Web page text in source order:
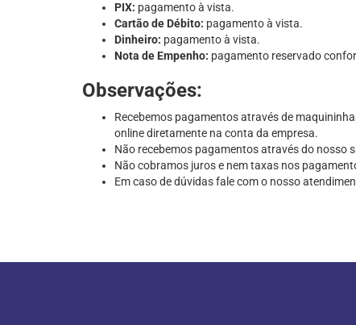
PIX: pagamento à vista.
Cartão de Débito: pagamento à vista.
Dinheiro: pagamento à vista.
Nota de Empenho: pagamento reservado
Observações:
Recebemos pagamentos através de
online diretamente na conta da empresa.
Não recebemos pagamentos através do nosso
Não cobramos juros e nem taxas nos
Em caso de dúvidas fale com o nosso